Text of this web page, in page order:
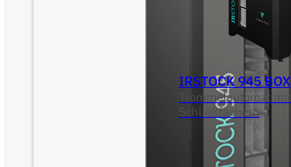
IRSTOCK 945 BOX
Trommelautomat mit
Schließfächern